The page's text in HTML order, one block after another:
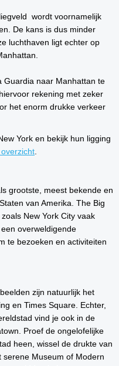
wordt voornamelijk
De kans is dus minder
luchthaven ligt echter op
Guardia naar Manhattan te
rekening met zeker
het enorm drukke verkeer
York en bekijk hun ligging
.
grootste, meest bekende en
van Amerika. The Big
New York City vaak
overweldigende
te bezoeken en activiteiten
zijn natuurlijk het
en Times Square. Echter,
vind je ook in de
Proef de ongelofelijke
heen, wissel de drukte van
Museum of Modern